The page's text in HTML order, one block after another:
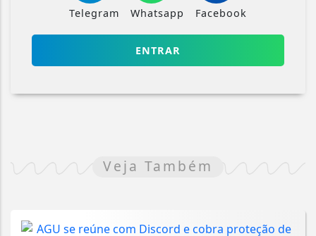
Telegram Whatsapp Facebook
ENTRAR
Veja Também